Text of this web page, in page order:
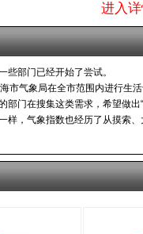
进入
些部门已经开始了尝试。
市气象局在全市范围内进行生
部门在搜集这类需求，希望做出
样，气象指数也经历了从摸索